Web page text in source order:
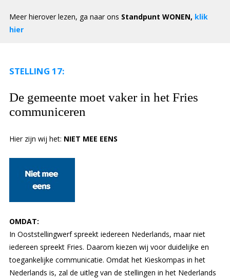
Meer hierover lezen, ga naar ons Standpunt WONEN, klik
hier
STELLING 17:
De gemeente moet vaker in het Fries
communiceren
Hier zijn wij het: NIET MEE EENS
OMDAT:
In Ooststellingwerf spreekt iedereen Nederlands, maar niet
iedereen spreekt Fries. Daarom kiezen wij voor duidelijke en
toegankelijke communicatie. Omdat het Kieskompas in het
Nederlands is, zal de uitleg van de stellingen in het Nederlands